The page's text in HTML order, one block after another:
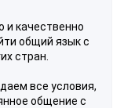
и качественно
общий язык с
стран.
все условия,
общение с